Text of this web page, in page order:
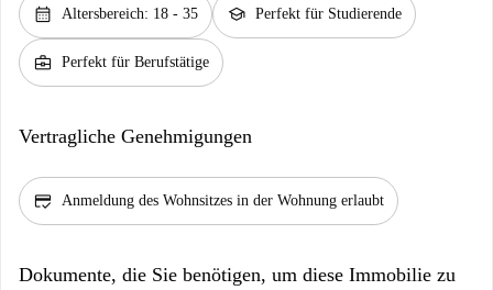
calendar_month Altersbereich: 18 - 35 school Perfekt für Studierende
business_center Perfekt für Berufstätige
Vertragliche Genehmigungen
credit_score Anmeldung des Wohnsitzes in der Wohnung erlaubt
Dokumente, die Sie benötigen, um diese Immobilie zu